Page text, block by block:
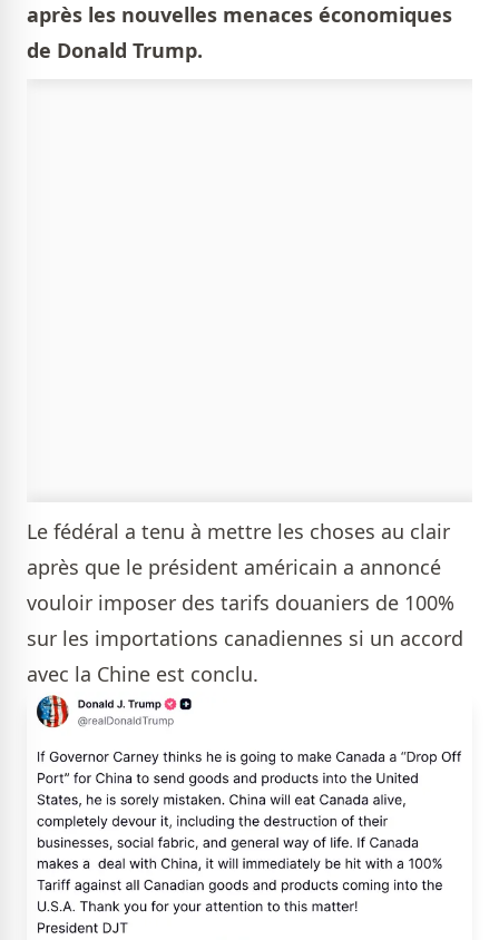
après les nouvelles menaces économiques
de Donald Trump.
Le fédéral a tenu à mettre les choses au clair
après que le président américain a annoncé
vouloir imposer des tarifs douaniers de 100%
sur les importations canadiennes si un accord
avec la Chine est conclu.